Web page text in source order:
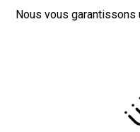
Nous vous garantissons